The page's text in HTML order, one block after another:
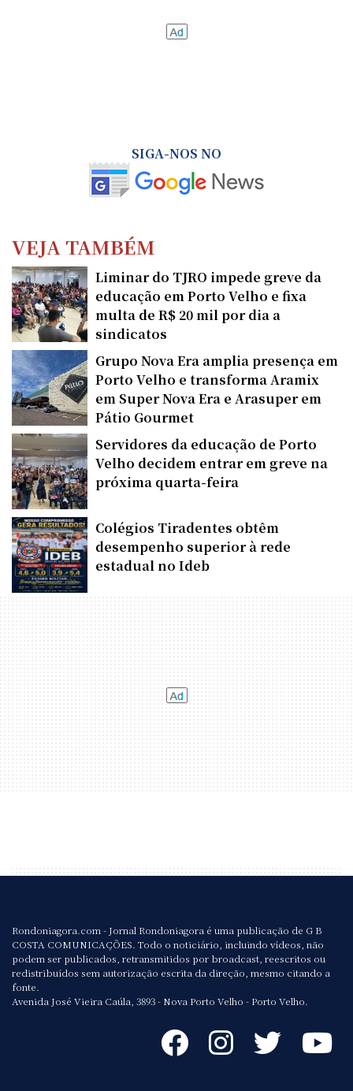
SIGA-NOS NO
VEJA TAMBÉM
Liminar do TJRO impede greve da
educação em Porto Velho e fixa
multa de R$ 20 mil por dia a
sindicatos
Grupo Nova Era amplia presença em
Porto Velho e transforma Aramix
em Super Nova Era e Arasuper em
Pátio Gourmet
Servidores da educação de Porto
Velho decidem entrar em greve na
próxima quarta-feira
Colégios Tiradentes obtêm
desempenho superior à rede
estadual no Ideb
Rondoniagora.com - Jornal Rondoniagora é uma publicação de G B
COSTA COMUNICAÇÕES. Todo o noticiário, incluindo vídeos, não
podem ser publicados, retransmitidos por broadcast, reescritos ou
redistribuídos sem autorização escrita da direção, mesmo citando a
fonte.
Avenida José Vieira Caúla, 3893 - Nova Porto Velho - Porto Velho.